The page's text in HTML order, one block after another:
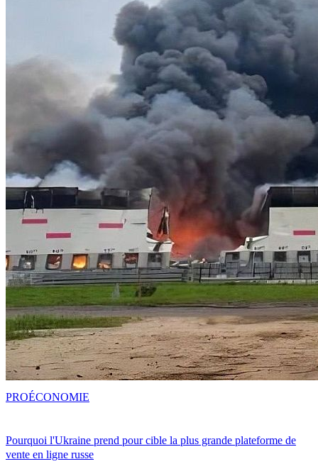
Pourquoi l'Ukraine prend pour cible la plus grande plateforme de
vente en ligne russe
PROÉCONOMIE